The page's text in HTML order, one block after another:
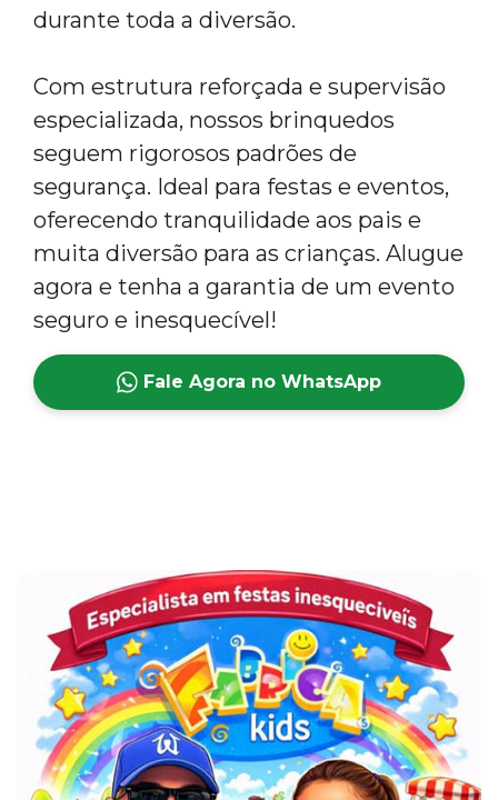
durante toda a diversão.
Com estrutura reforçada e supervisão
especializada, nossos brinquedos
seguem rigorosos padrões de
segurança. Ideal para festas e eventos,
oferecendo tranquilidade aos pais e
muita diversão para as crianças. Alugue
agora e tenha a garantia de um evento
seguro e inesquecível!
Fale Agora no WhatsApp